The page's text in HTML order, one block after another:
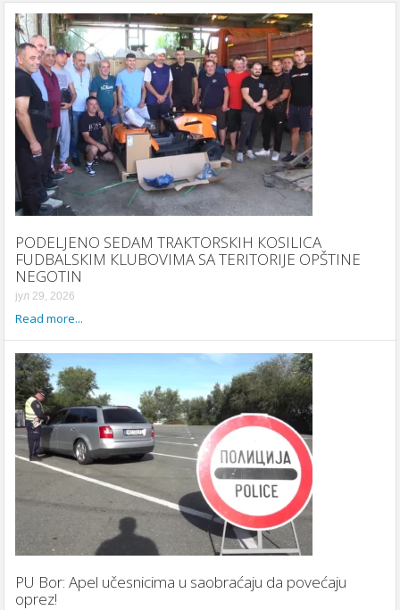
PODELJENO SEDAM TRAКTORSКIH КOSILICA
FUDBALSКIM КLUBOVIMA SA TERITORIJE OPŠTINE
NEGOTIN
јул 29, 2026
Read more...
PU Bor: Apel učesnicima u saobraćaju da povećaju
oprez!